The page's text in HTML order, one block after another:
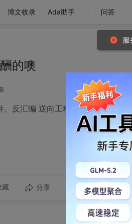
博文收录 Ada助手 问答
的噢
反汇编 逆向工程，会的高手请联
藏 分享 转发到动态
服